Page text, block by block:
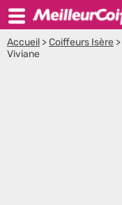
Accueil >Coiffeurs Isère >
Viviane